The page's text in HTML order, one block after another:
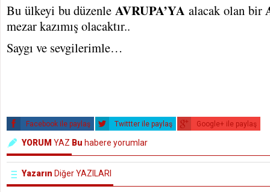
Bu ülkeyi bu düzenleAVRUPA’YA alacak olan bir
mezar kazımış olacaktır..
Saygı ve sevgilerimle…
Facebook ile paylaş Twittter ile paylaş Google+ ile paylaş
YORUM YAZ Bu habere yorumlar
Yazarın Diğer YAZILARI